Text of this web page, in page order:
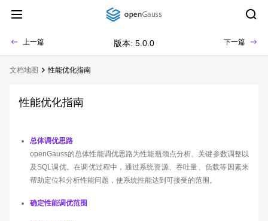
上一篇 版本: 5.0.0 下一篇
文档地图 性能优化指南
性能优化指南
总体调优思路
openGauss的总体性能调优思路为性能瓶颈点分析、关键参数调整以
及SQL调优。在调优过程中，通过系统资源、吞吐量、负载等因素来
帮助定位和分析性能问题，使系统性能达到可接受的范围。
确定性能调优范围